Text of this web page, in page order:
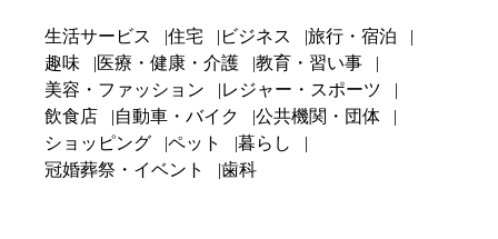
生活サービス 住宅 ビジネス
旅行・宿泊
趣味
医療・健康・介護
教育・習い事
美容・ファッション
レジャー・スポーツ
飲食店
自動車・バイク
公共機関・団体
ショッピング
ペット
暮らし
冠婚葬祭・イベント
歯科